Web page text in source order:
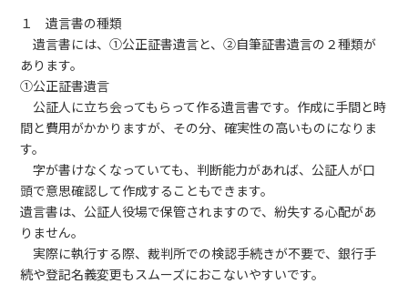
１ 遺言書の種類
遺言書には、①公正証書遺言と、②自筆証書遺言の２種類が
あります。
①公正証書遺言
公証人に立ち会ってもらって作る遺言書です。作成に手間と時
間と費用がかかりますが、その分、確実性の高いものになりま
す。
字が書けなくなっていても、判断能力があれば、公証人が口
頭で意思確認して作成することもできます。
遺言書は、公証人役場で保管されますので、紛失する心配があ
りません。
実際に執行する際、裁判所での検認手続きが不要で、銀行手
続や登記名義変更もスムーズにおこないやすいです。